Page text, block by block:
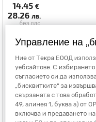
Управление на
Ние от Текра ЕООД
уебсайтове. С
съгласието си да
„бисквитките“ за
свързаната с това
49, алинея 1, буква а) от
включва и предаването
14.45 €
28.26 лв.
без ддс
SH-17602
TUYA Smart home
OR-SH-17602